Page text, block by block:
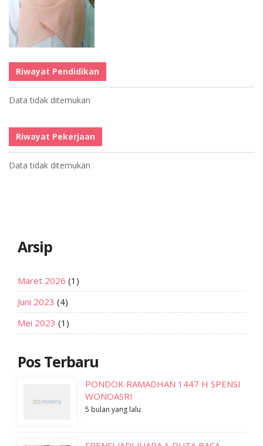
Riwayat Pendidikan
Data tidak ditemukan
Riwayat Pekerjaan
Data tidak ditemukan
Arsip
Maret 2026 (1)
Juni 2023 (4)
Mei 2023 (1)
Pos Terbaru
PONDOK RAMADHAN 1447 H SPENSI
WONOASRI
5 bulan yang lalu